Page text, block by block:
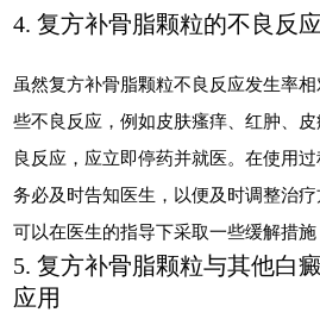
4. 复方补骨脂颗粒的不良反
虽然复方补骨脂颗粒不良反应发生率
些不良反应，例如皮肤瘙痒、红肿、
良反应，应立即停药并就医。在使用
务必及时告知医生，以便及时调整治疗
可以在医生的指导下采取一些缓解措施
5. 复方补骨脂颗粒与其他白
应用